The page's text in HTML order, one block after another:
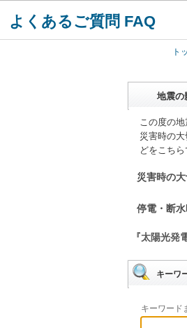
よくあるご質問 FAQ
ト
地震の
この度の
災害時の
どをこち
災害時の
停電・断
『太陽光発
キーワ
キーワード